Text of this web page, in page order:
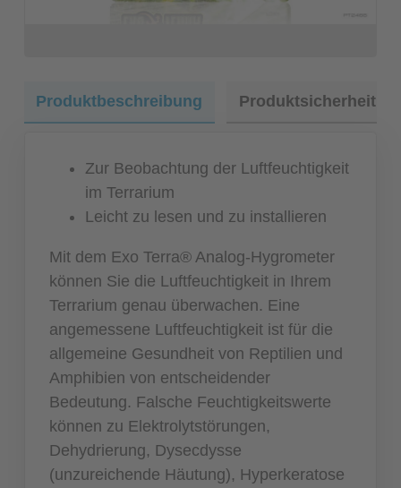
Produktbeschreibung Produktsicherheit
Zur Beobachtung der Luftfeuchtigkeit
im Terrarium
Leicht zu lesen und zu installieren
Mit dem Exo Terra® Analog-Hygrometer
können Sie die Luftfeuchtigkeit in Ihrem
Terrarium genau überwachen. Eine
angemessene Luftfeuchtigkeit ist für die
allgemeine Gesundheit von Reptilien und
Amphibien von entscheidender
Bedeutung. Falsche Feuchtigkeitswerte
können zu Elektrolytstörungen,
Dehydrierung, Dysecdysse
(unzureichende Häutung), Hyperkeratose